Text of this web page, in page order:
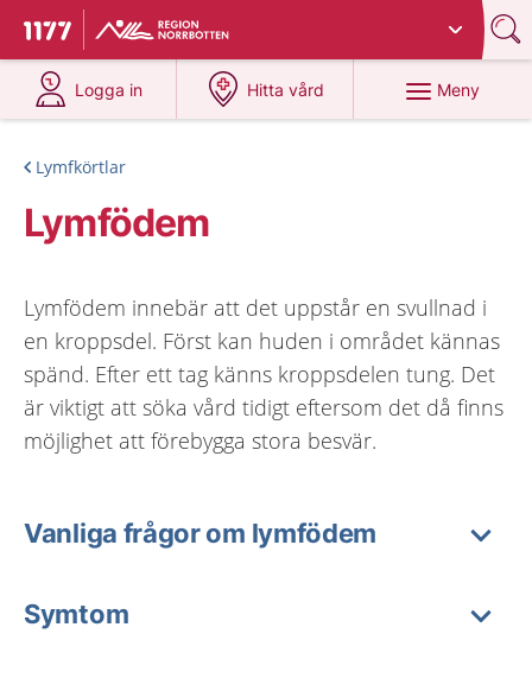
Till startsidan för 1177
Du har valt region
Logga in
på 1177.se
Hitta vård
på 1177.se
Meny
Lymfkörtlar
Lymfödem
Lymfödem innebär att det uppstår en svullnad i
en kroppsdel. Först kan huden i området kännas
spänd. Efter ett tag känns kroppsdelen tung. Det
är viktigt att söka vård tidigt eftersom det då finns
möjlighet att förebygga stora besvär.
Vanliga frågor om lymfödem
Symtom